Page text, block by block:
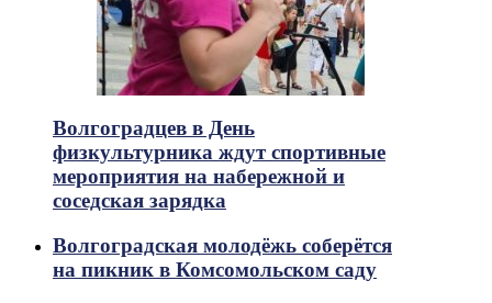
Волгоградцев в День
физкультурника ждут спортивные
мероприятия на набережной и
соседская зарядка
Волгоградская молодёжь соберётся
на пикник в Комсомольском саду